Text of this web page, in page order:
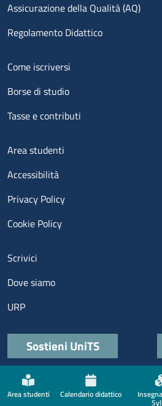
Area studenti Calendario didattico
Assicurazione della Qualità (AQ)
Regolamento Didattico
Menu footer 2
Come iscriversi
Borse di studio
Tasse e contributi
Menu footer 3
Area studenti
Accessibilità
Privacy Policy
Cookie Policy
Menu contatti
Scrivici
Dove siamo
URP
Quick links
Sostieni UniTS
Menù social